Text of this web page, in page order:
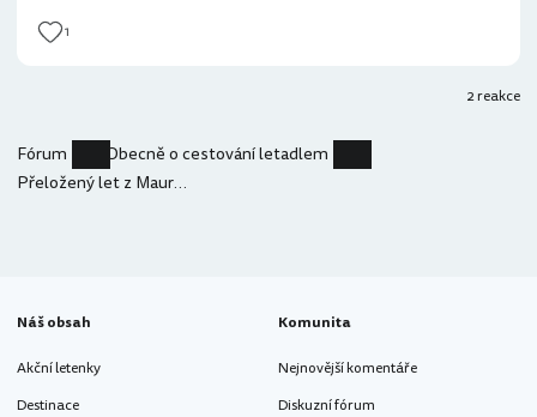
1
2 reakce
Fórum
Obecně o cestování letadlem
Přeložený let z Mauricia na Rodrigues
Náš obsah
Akční letenky
Destinace
Komunita
Nejnovější komentáře
Diskuzní fórum